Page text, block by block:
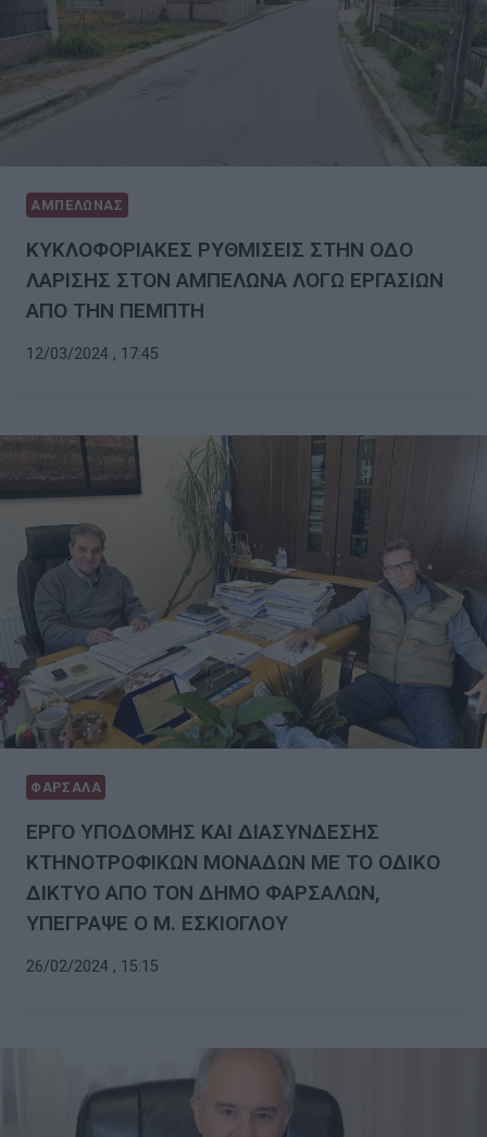
ΑΜΠΕΛΩΝΑΣ
ΚΥΚΛΟΦΟΡΙΑΚΕΣ ΡΥΘΜΙΣΕΙΣ ΣΤΗΝ ΟΔΟ
ΛΑΡΙΣΗΣ ΣΤΟΝ ΑΜΠΕΛΩΝΑ ΛΟΓΩ ΕΡΓΑΣΙΩΝ
ΑΠΟ ΤΗΝ ΠΕΜΠΤΗ
12/03/2024 , 17:45
ΦΑΡΣΑΛΑ
ΕΡΓΟ ΥΠΟΔΟΜΗΣ ΚΑΙ ΔΙΑΣΥΝΔΕΣΗΣ
ΚΤΗΝΟΤΡΟΦΙΚΩΝ ΜΟΝΑΔΩΝ ΜΕ ΤΟ ΟΔΙΚΟ
ΔΙΚΤΥΟ ΑΠΟ ΤΟΝ ΔΗΜΟ ΦΑΡΣΑΛΩΝ,
ΥΠΕΓΡΑΨΕ Ο Μ. ΕΣΚΙΟΓΛΟΥ
26/02/2024 , 15:15